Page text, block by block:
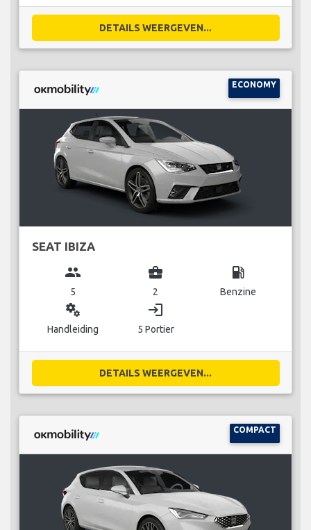
DETAILS WEERGEVEN...
ECONOMY
SEAT IBIZA
group
5
business_center
2
local_gas_station
Benzine
miscellaneous_services
Handleiding
login
5 Portier
DETAILS WEERGEVEN...
COMPACT